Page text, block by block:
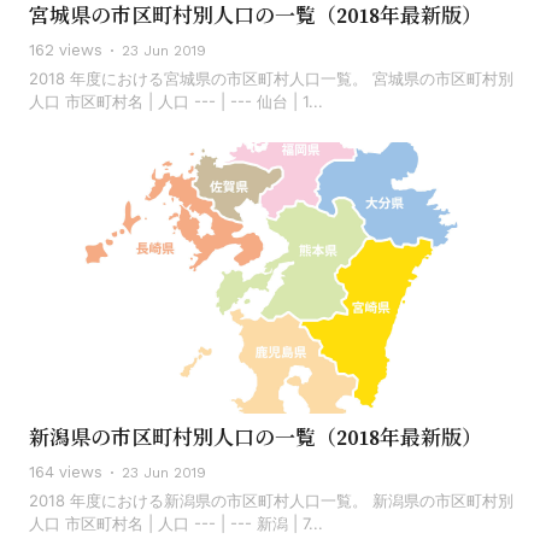
宮城県の市区町村別人口の一覧（2018年最新版）
162 views 23 Jun 2019
2018 年度における宮城県の市区町村人口一覧。 宮城県の市区町村別
人口 市区町村名 | 人口 --- | --- 仙台 | 1...
新潟県の市区町村別人口の一覧（2018年最新版）
164 views 23 Jun 2019
2018 年度における新潟県の市区町村人口一覧。 新潟県の市区町村別
人口 市区町村名 | 人口 --- | --- 新潟 | 7...